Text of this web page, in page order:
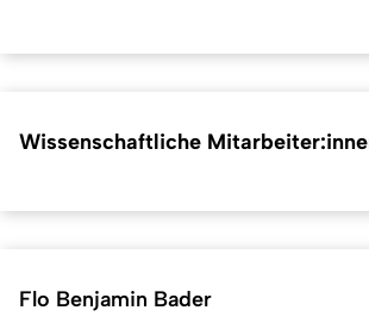
Wissenschaftliche
Flo Benjamin Bader